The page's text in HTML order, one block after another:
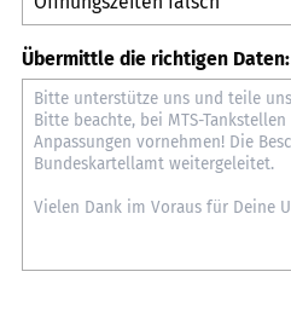
Übermittle die richtigen Daten: